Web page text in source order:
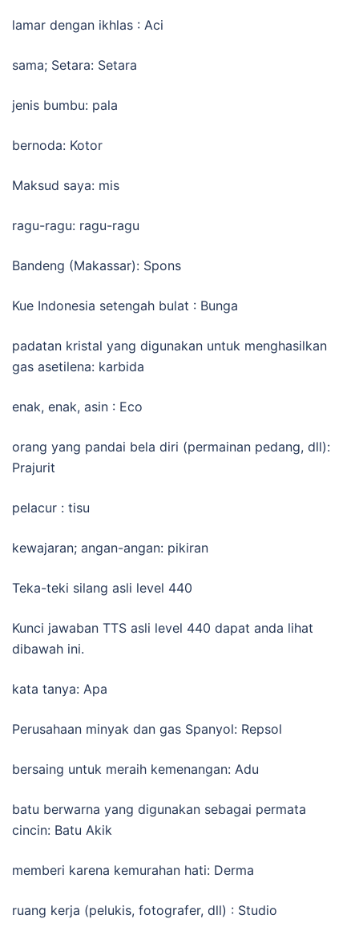
lamar dengan ikhlas : Aci
sama; Setara: Setara
jenis bumbu: pala
bernoda: Kotor
Maksud saya: mis
ragu-ragu: ragu-ragu
Bandeng (Makassar): Spons
Kue Indonesia setengah bulat : Bunga
padatan kristal yang digunakan untuk menghasilkan
gas asetilena: karbida
enak, enak, asin : Eco
orang yang pandai bela diri (permainan pedang, dll):
Prajurit
pelacur : tisu
kewajaran; angan-angan: pikiran
Teka-teki silang asli level 440
Kunci jawaban TTS asli level 440 dapat anda lihat
dibawah ini.
kata tanya: Apa
Perusahaan minyak dan gas Spanyol: Repsol
bersaing untuk meraih kemenangan: Adu
batu berwarna yang digunakan sebagai permata
cincin: Batu Akik
memberi karena kemurahan hati: Derma
ruang kerja (pelukis, fotografer, dll) : Studio